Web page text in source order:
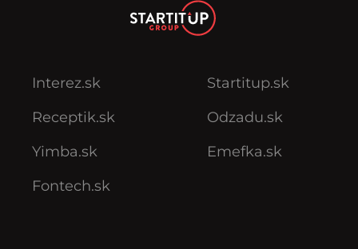
Interez.sk
Receptik.sk
Yimba.sk
Fontech.sk
Startitup.sk
Odzadu.sk
Emefka.sk